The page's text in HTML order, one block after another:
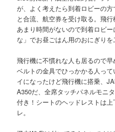
が、よく考えたら到着ロビーの
と合流、航空券を受け取る。飛
あまり時間がないので到着ロビ
な」でお昼ごはん用のおにぎりを
飛行機に不慣れな人も居るので
ベルトの金具でひっかかる人っ
イになったけど飛行機に搭乗、
A350だ、全席タッチパネルモニ
付き！シートのヘッドレストは
レ。